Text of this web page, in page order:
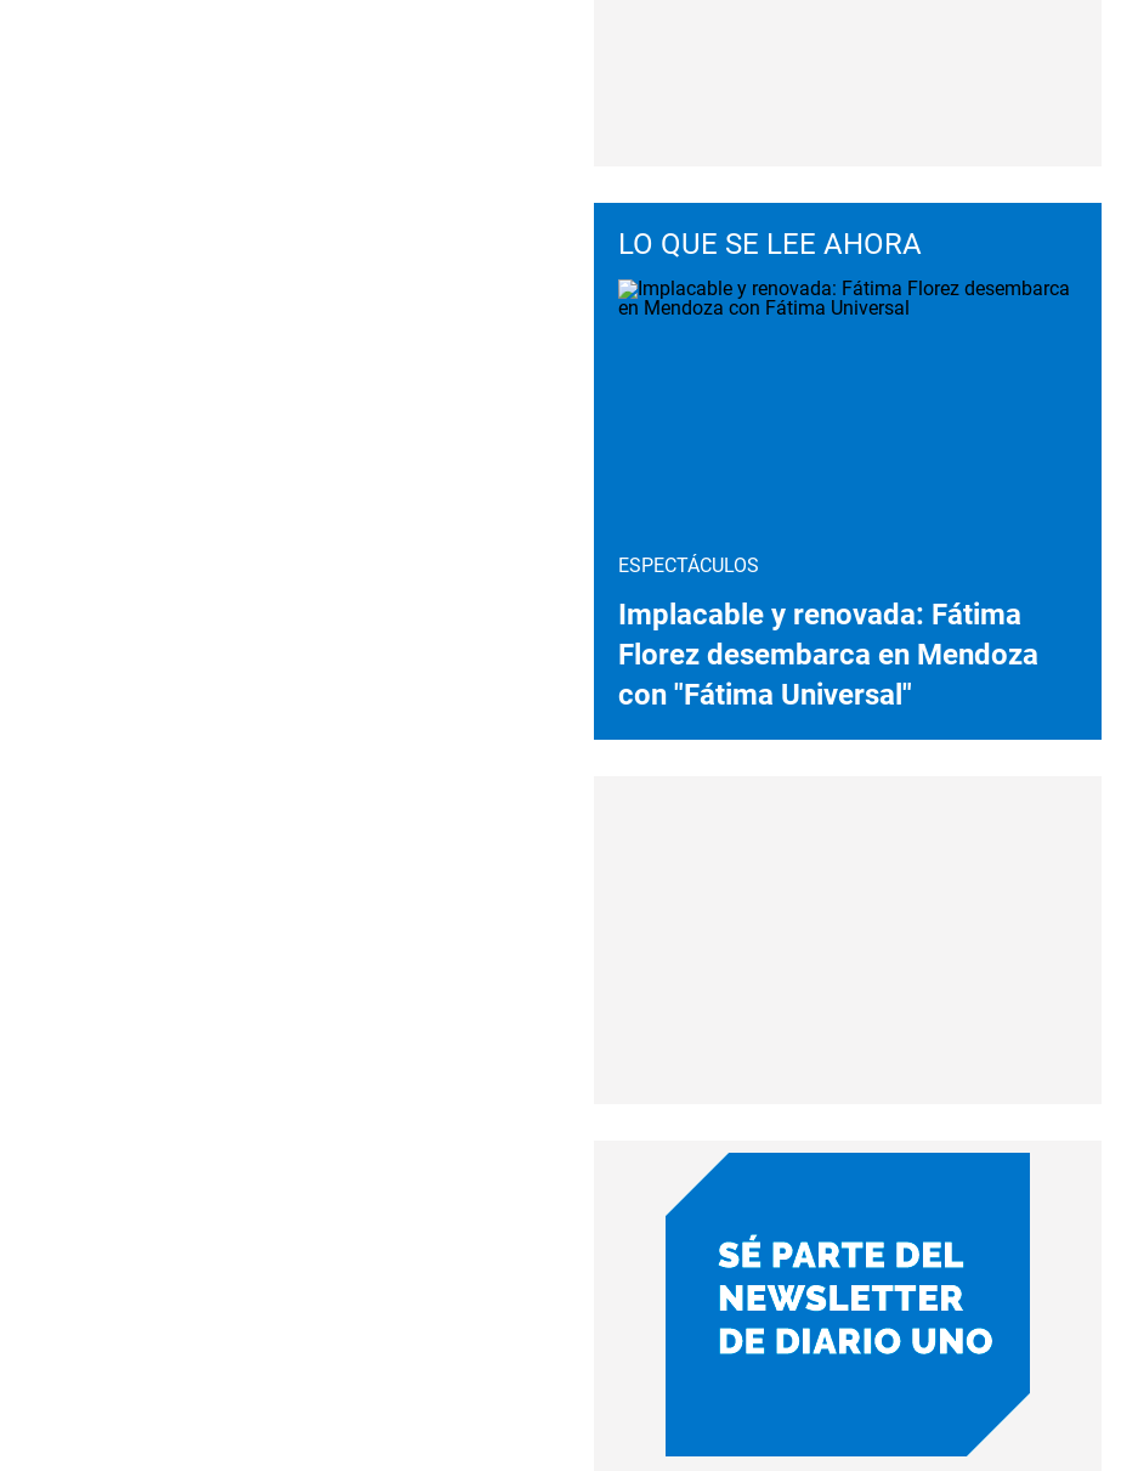
LO QUE SE LEE AHORA
ESPECTÁCULOS
Implacable y renovada: Fátima
Florez desembarca en Mendoza
con "Fátima Universal"